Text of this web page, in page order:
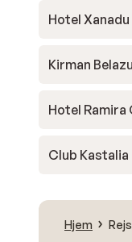
Hotel
Kirman
Hotel Ramira
Club
Hjem